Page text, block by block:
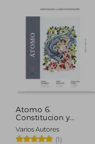
Atomo 6.
Constitucion y
Constitucionalismo
(in Spanish)
Varios Autores
(1)